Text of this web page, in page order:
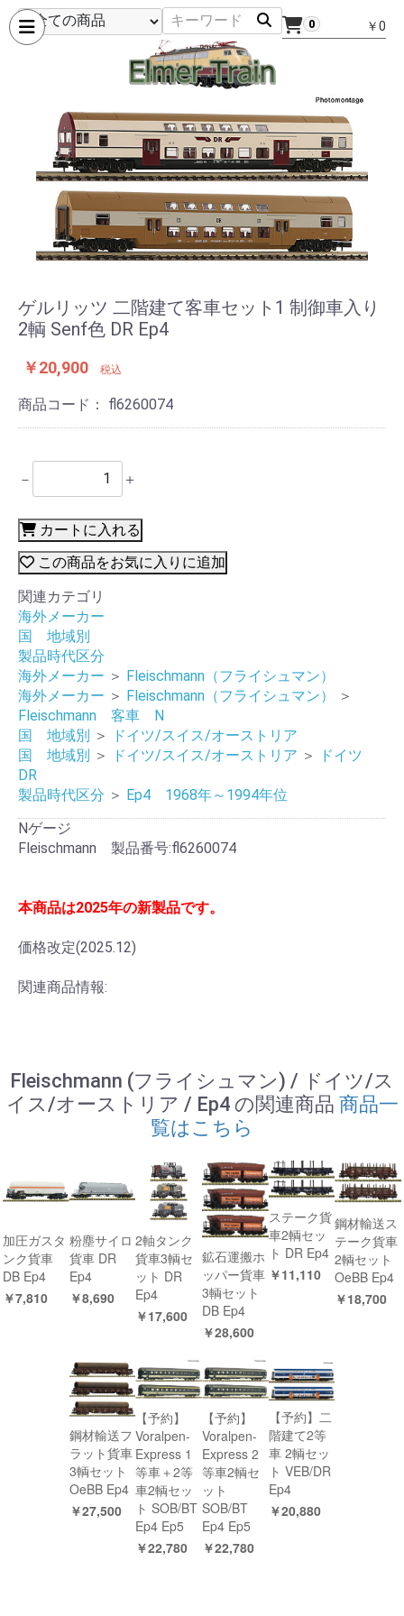
0 ￥0
ゲルリッツ 二階建て客車セット1 制御車入り
2輌 Senf色 DR Ep4
￥20,900 税込
商品コード： fl6260074
－ ＋
カートに入れる
この商品をお気に入りに追加
関連カテゴリ
海外メーカー
国 地域別
製品時代区分
海外メーカー ＞ Fleischmann（フライシュマン）
海外メーカー ＞ Fleischmann（フライシュマン）
＞
Fleischmann 客車 N
国 地域別 ＞
ドイツ/スイス/オーストリア
国 地域別 ＞ ドイツ/スイス/オーストリア ＞
ドイツ
DR
製品時代区分 ＞ Ep4 1968年～1994年位
Nゲージ
Fleischmann 製品番号:fl6260074
本商品は2025年の新製品です。
価格改定(2025.12)
関連商品情報:
Fleischmann (フライシュマン) / ドイツ/ス
イス/オーストリア / Ep4 の関連商品 商品一
覧はこちら
加圧ガスタ
ンク貨車
DB Ep4
￥7,810
粉塵サイロ
貨車 DR
Ep4
￥8,690
2軸タンク
貨車3輌セ
ット DR
Ep4
￥17,600
鉱石運搬ホ
ッパー貨車
3輌セット
DB Ep4
￥28,600
ステーク貨
車2輌セッ
ト DR Ep4
￥11,110
鋼材輸送ス
テーク貨車
2輌セット
OeBB Ep4
￥18,700
鋼材輸送フ
ラット貨車
3輌セット
OeBB Ep4
￥27,500
【予約】
Voralpen-
Express 1
等車＋2等
車2輌セッ
ト SOB/BT
Ep4 Ep5
￥22,780
【予約】
Voralpen-
Express 2
等車2輌セ
ット
SOB/BT
Ep4 Ep5
￥22,780
【予約】二
階建て2等
車 2輌セッ
ト VEB/DR
Ep4
￥20,880